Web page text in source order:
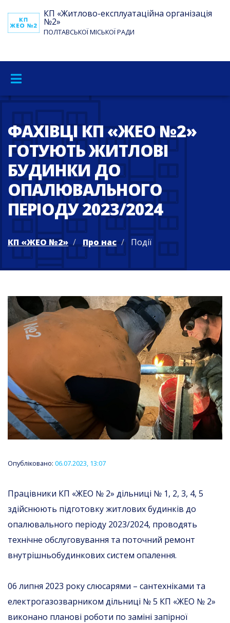
КП «Житлово-експлуатаційна організація
№2»
ПОЛТАВСЬКОЇ МІСЬКОЇ РАДИ
ФАХІВЦІ КП «ЖЕО №2»
ГОТУЮТЬ ЖИТЛОВІ
БУДИНКИ ДО
ОПАЛЮВАЛЬНОГО
ПЕРІОДУ 2023/2024
КП «ЖЕО №2» Про нас Події
Опубліковано: 06.07.2023, 13:07
Працівники КП «ЖЕО № 2» дільниці № 1, 2, 3, 4, 5
здійснюють підготовку житлових будинків до
опалювального періоду 2023/2024, проводять
технічне обслуговування та поточний ремонт
внутрішньобудинкових систем опалення.
06 липня 2023 року слюсарями – сантехніками та
електрогазозварником дільниці № 5 КП «ЖЕО № 2»
виконано планові роботи по заміні запірної